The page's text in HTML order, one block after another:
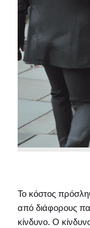
Το κόστος
από διάφορους
κίνδυνο. Ο